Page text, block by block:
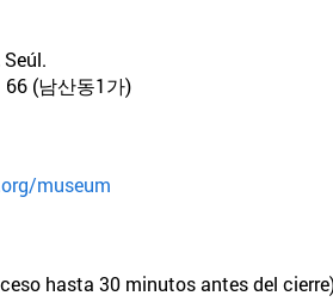
(남산동1가)
museum
hasta 30 minutos antes del